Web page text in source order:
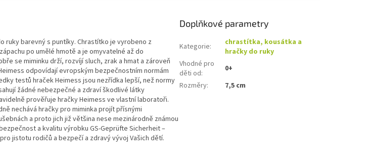
ruky barevný s puntíky. Chrastítko je vyrobeno z
po umělé hmotě a je omyvatelné až do
se miminku drží, rozvíjí sluch, zrak a hmat a zároveň
odpovídají evropským bezpečnostním normám
testů hraček Heimess jsou nezřídka lepší, než normy
žádné nebezpečné a zdraví škodlivé látky
prověřuje hračky Heimess ve vlastní laboratoři.
nechává hračky pro miminka projít přísnými
a proto jich již většina nese mezinárodně známou
a kvalitu výrobku GS-Geprüfte Sicherheit –
jistotu rodičů a bezpečí a zdravý vývoj Vašich dětí.
Doplňkové parametry
Kategorie:
chrastítka, kousátka a
hračky do ruky
Vhodné pro
děti od:
0+
Rozměry: 7,5 cm